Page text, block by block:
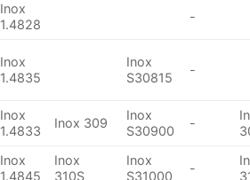
Inox
1.4828
-
Inox
1.4835
Inox
S30815
-
Inox
1.4833
Inox 309
Inox
S30900
-
Inox
1.4845
Inox
310S
Inox
S31000
-